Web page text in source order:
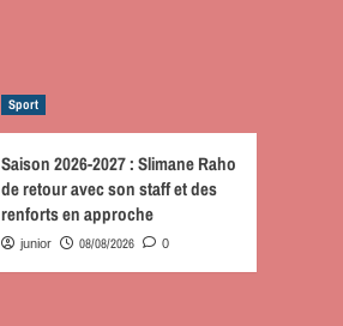
Sport
Saison 2026-2027 : Slimane Raho
de retour avec son staff et des
renforts en approche
junior 08/08/2026 0